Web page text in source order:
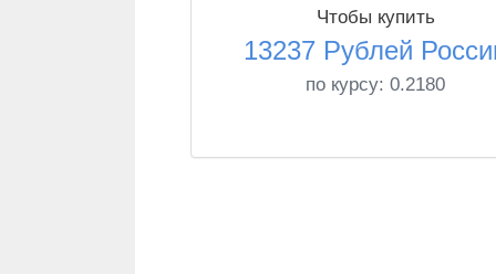
Чтобы купить
13237 Рублей
по курсу: 0.2180